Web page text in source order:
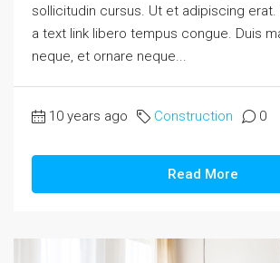
sollicitudin cursus. Ut et adipiscing erat.
a text link libero tempus congue. Duis
neque, et ornare neque...
10 years ago Construction 0
Read More